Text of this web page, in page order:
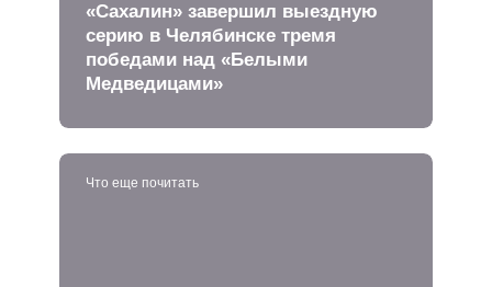
«Сахалин» завершил выездную
серию в Челябинске тремя
победами над «Белыми
Медведицами»
Что еще почитать